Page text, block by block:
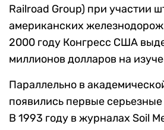
Railroad Group) при участии
американских
2000 году Конгресс США
миллионов долларов на
Параллельно в
появились первые
В 1993 году в журналах Soil